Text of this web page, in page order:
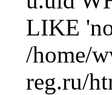
LIKE
/home/
reg.ru/